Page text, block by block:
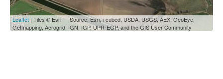
Leaflet | Tiles © Esri — Source: Esri, i-cubed, USDA, USGS, AEX, GeoEye,
Getmapping, Aerogrid, IGN, IGP, UPR-EGP, and the GIS User Community